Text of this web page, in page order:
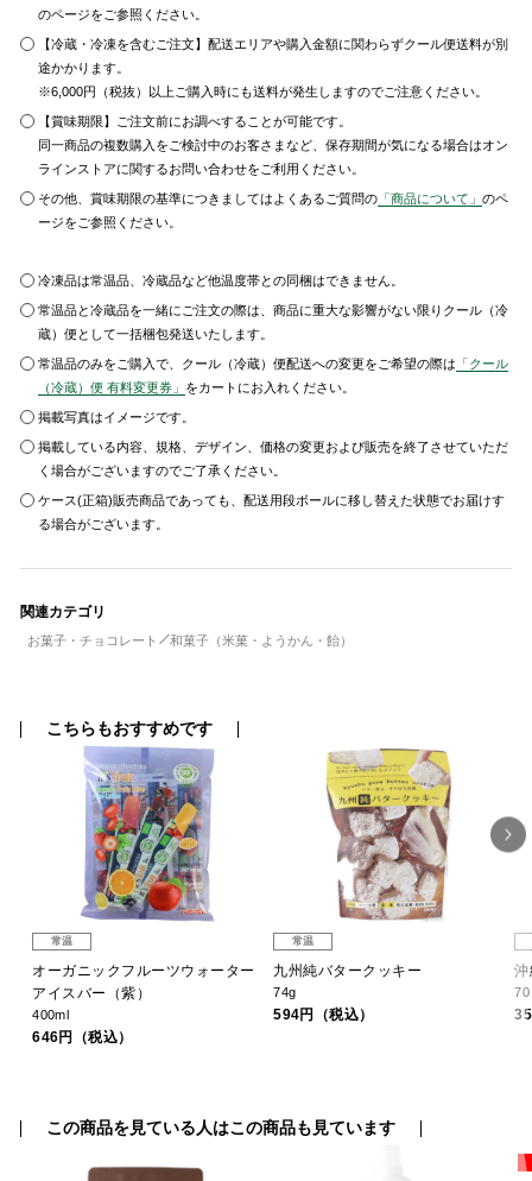
のページをご参照ください。
【冷蔵・冷凍を含むご注文】配送エリアや購入金額に関わらずクール便送料が別
途かかります。
※6,000円（税抜）以上ご購入時にも送料が発生しますのでご注意ください。
【賞味期限】ご注文前にお調べすることが可能です。
同一商品の複数購入をご検討中のお客さまなど、保存期間が気になる場合はオン
ラインストアに関するお問い合わせをご利用ください。
その他、賞味期限の基準につきましてはよくあるご質問の 「商品について」のペ
ージをご参照ください。
冷凍品は常温品、冷蔵品など他温度帯との同梱はできません。
常温品と冷蔵品を一緒にご注文の際は、商品に重大な影響がない限りクール（冷
蔵）便として一括梱包発送いたします。
常温品のみをご購入で、クール（冷蔵）便配送への変更をご希望の際は 「クール
（冷蔵）便 有料変更券」 をカートにお入れください。
掲載写真はイメージです。
掲載している内容、規格、デザイン、価格の変更および販売を終了させていただ
く場合がございますのでご了承ください。
ケース(正箱)販売商品であっても、配送用段ボールに移し替えた状態でお届けす
る場合がございます。
関連カテゴリ
お菓子・チョコレート 和菓子（米菓・ようかん・飴）
こちらもおすすめです
常温
オーガニックフルーツウォーター
アイスバー（紫）
400ml
646円（税込）
常温
九州純バタークッキー
74g
594円（税込）
70
この商品を見ている人はこの商品も見ています